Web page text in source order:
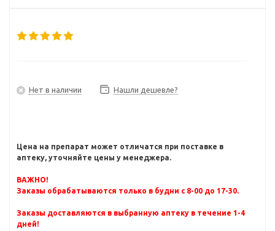
Нет в наличии Нашли дешевле?
Цена на препарат может отличатся при поставке в
аптеку, уточняйте цены у менеджера.
ВАЖНО!
Заказы обрабатываются только в будни с 8-00 до 17-30.
Заказы доставляются в выбранную аптеку в течение 1-4
дней!